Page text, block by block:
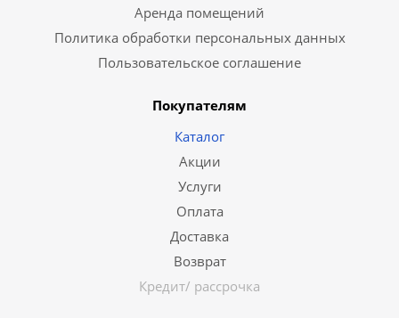
Аренда помещений
Политика обработки персональных данных
Пользовательское соглашение
Покупателям
Каталог
Акции
Услуги
Оплата
Доставка
Возврат
Кредит/ рассрочка